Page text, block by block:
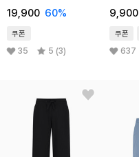
19,900 60%
쿠폰
35 5 (3)
9,900
쿠폰
637